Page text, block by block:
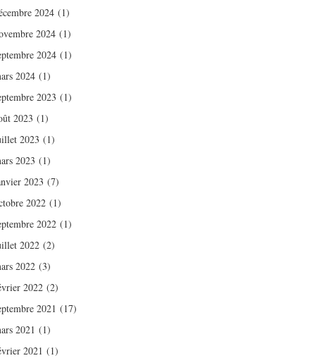
2024 (1)
2024 (1)
2024 (1)
2024 (1)
2023 (1)
2023 (1)
2023 (1)
2023 (1)
2023 (7)
2022 (1)
2022 (1)
2022 (2)
2022 (3)
2022 (2)
2021 (17)
2021 (1)
2021 (1)